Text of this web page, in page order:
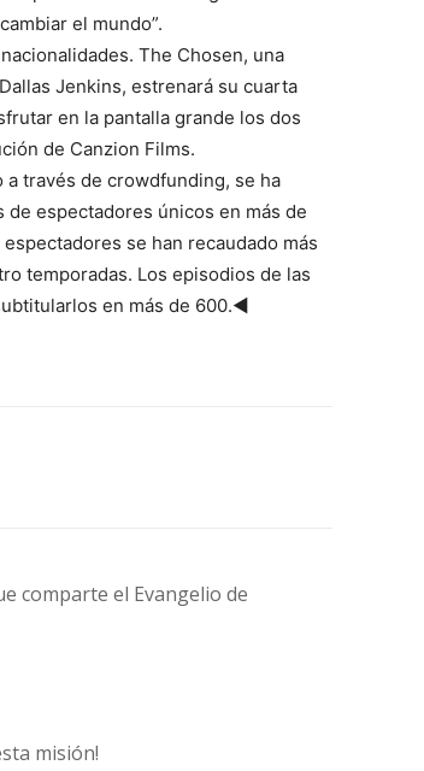
el mundo”.
The Chosen, una
Jenkins, estrenará su cuarta
en la pantalla grande los dos
de Canzion Films.
través de crowdfunding, se ha
espectadores únicos en más de
se han recaudado más
temporadas. Los episodios de las
en más de 600.◄
comparte el Evangelio de
misión!